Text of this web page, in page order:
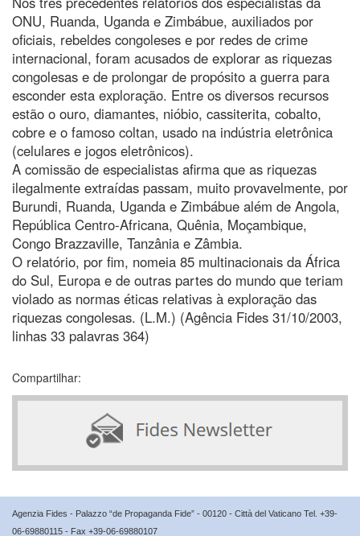
ONU, Ruanda, Uganda e Zimbábue, auxiliados por
oficiais, rebeldes congoleses e por redes de crime
internacional, foram acusados de explorar as riquezas
congolesas e de prolongar de propósito a guerra para
esconder esta exploração. Entre os diversos recursos
estão o ouro, diamantes, nióbio, cassiterita, cobalto,
cobre e o famoso coltan, usado na indústria eletrônica
(celulares e jogos eletrônicos).
A comissão de especialistas afirma que as riquezas
ilegalmente extraídas passam, muito provavelmente, por
Burundi, Ruanda, Uganda e Zimbábue além de Angola,
República Centro-Africana, Quênia, Moçambique,
Congo Brazzaville, Tanzânia e Zâmbia.
O relatório, por fim, nomeia 85 multinacionais da África
do Sul, Europa e de outras partes do mundo que teriam
violado as normas éticas relativas à exploração das
riquezas congolesas. (L.M.) (Agência Fides 31/10/2003,
linhas 33 palavras 364)
Compartilhar:
Agenzia Fides - Palazzo “de Propaganda Fide” - 00120 - Città del Vaticano Tel. +39-
06-69880115 - Fax +39-06-69880107